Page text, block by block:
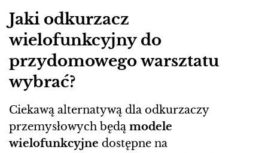
Jaki odkurzacz
wielofunkcyjny do
przydomowego warsztatu
wybrać?
Ciekawą alternatywą dla odkurzaczy
przemysłowych będą modele
wielofunkcyjne dostępne na